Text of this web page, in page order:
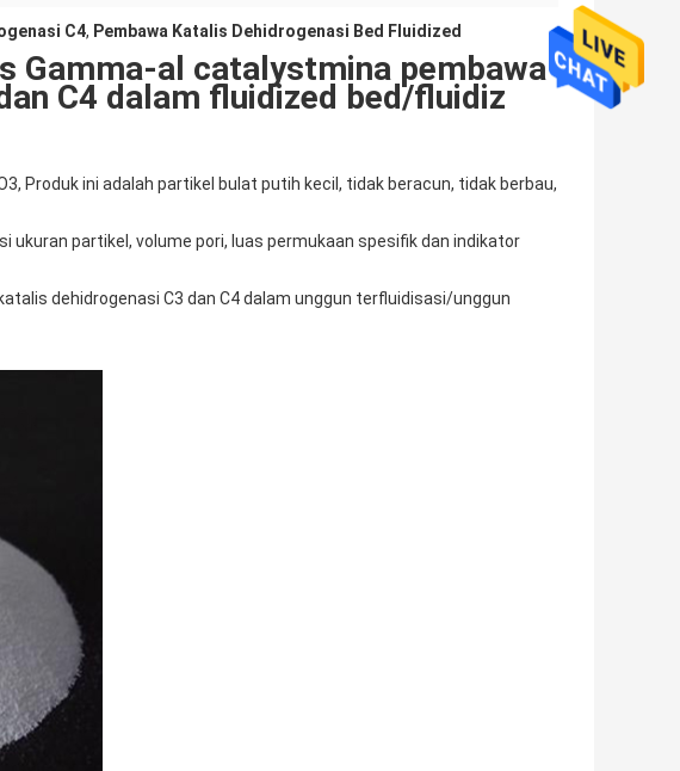
C4, Pembawa Katalis Dehidrogenasi Bed Fluidized
Gamma-al catalystmina pembawa
C4 dalam fluidized bed/fluidiz
Produk ini adalah partikel bulat putih kecil, tidak beracun, tidak berbau,
ukuran partikel, volume pori, luas permukaan spesifik dan indikator
dehidrogenasi C3 dan C4 dalam unggun terfluidisasi/unggun